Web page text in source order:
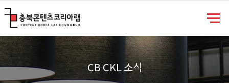
CB CKL 소식